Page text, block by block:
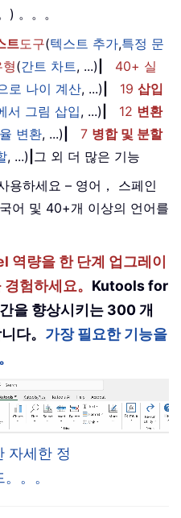
) 。。。
트도구(텍스트 추가,특정 문
형(간트 차트, ...)
40+ 실
로 나이 계산, ...) 19 삽입
서 그림 삽입, ...) 12 변환
변환, ...) 7 병합 및 분할
, ...) 그 외 더 많은 기능
용하세요 – 영어， 스페인
어 및 40+개 이상의 언어를
량을 한 단계 업그레이
험하세요。 Kutools for
을 향상시키는 300 개
다。 가장 필요한 기능을
자세한 정
。。